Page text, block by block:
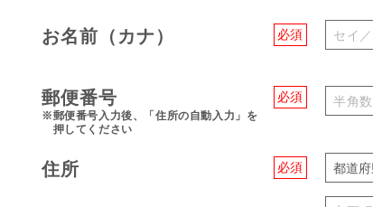
必須
お名前（カナ）
必須
郵便番号
※郵便番号入力後、「住所の自動入力」を
押してください
必須
住所 都道